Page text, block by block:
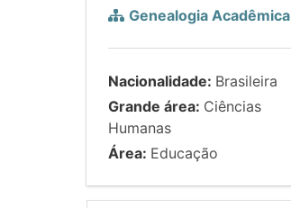
Genealogia Acadêmica
Nacionalidade: Brasileira
Grande área: Ciências
Humanas
Área: Educação